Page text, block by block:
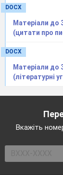
DOCX
Матеріали до
(цитати про
DOCX
Матеріали до
(літературні
Вкажіть